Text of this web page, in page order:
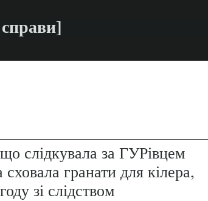
слідкувала за ГУРівцем
гранати для кілера,
зі слідством